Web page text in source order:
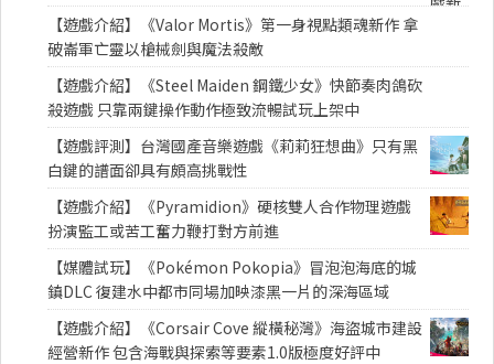
【遊戲介紹】《Valor Mortis》第一身視點類魂新作 拿
破崙軍亡靈以槍械劍與魔法殺敵
【遊戲介紹】《Steel Maiden 鋼鐵少女》快節奏肉鴿砍
殺遊戲 只靠兩鍵操作動作極致流暢試玩上架中
【遊戲評測】台灣國產音樂遊戲《莉莉狂想曲》只有黑
白鍵的譜面卻具有頗高挑戰性
【遊戲介紹】《Pyramidion》硬核雙人合作物理遊戲
扮演監工或苦工奮力鞭打對方前進
【媒體試玩】《Pokémon Pokopia》冒泡泡海底的城
鎮DLC 復建水中都市同場加映漆黑一片的深海區域
【遊戲介紹】《Corsair Cove 縱橫秘灣》海盜城市建設
經營新作 包含海戰與探索等要素1.0版極度好評中